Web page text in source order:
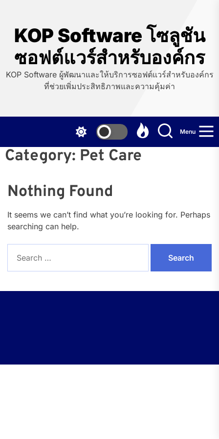
contentKOP Software โซลูชัน
ซอฟต์แวร์สำหรับองค์กร
KOP Software ผู้พัฒนาและให้บริการซอฟต์แวร์สำหรับองค์กร
ที่ช่วยเพิ่มประสิทธิภาพและความคุ้มค่า
Menu
Category: Pet Care
Nothing Found
It seems we can’t find what you’re looking for. Perhaps
searching can help.
for: